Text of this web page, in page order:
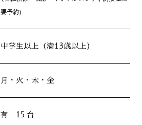
要予約)
中学生以上（満13歳以上）
月・火・木・金
有 15 台